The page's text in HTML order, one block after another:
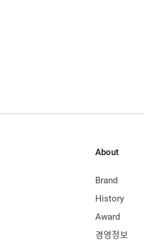
About
Brand
History
Award
경영정보